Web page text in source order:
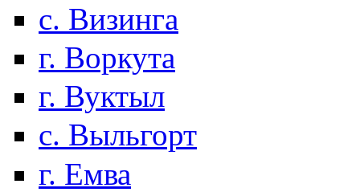
с. Визинга
г. Воркута
г. Вуктыл
с. Выльгорт
г. Емва